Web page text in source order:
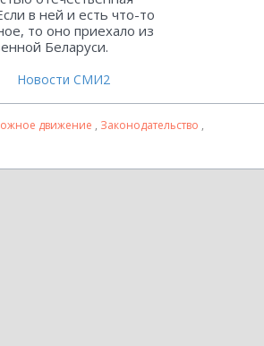
в ней и есть что-то
то оно приехало из
Беларуси.
Новости СМИ2
движение , Законодательство ,